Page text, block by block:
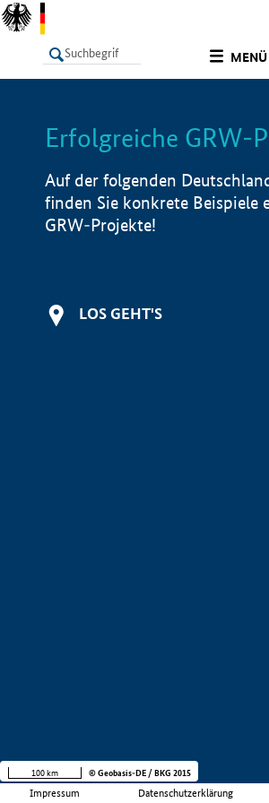
MENÜ
LISTE
Erfolgreiche GRW-
Auf der folgenden
finden Sie konkrete Beispiele
GRW-Projekte!
LOS GEHT'S
Impressum Datenschutzerklärung
100 km © Geobasis-DE / BKG 2015